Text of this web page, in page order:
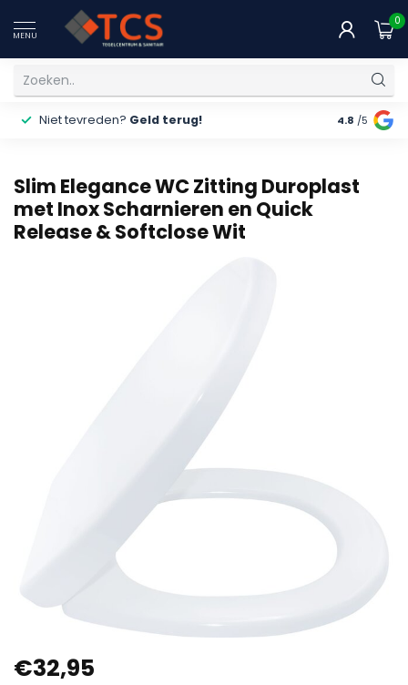
MENU
0
Niet tevreden? Geld terug! Gratis
4.8 /5
Slim Elegance WC Zitting Duroplast
met Inox Scharnieren en Quick
Release & Softclose Wit
€32,95